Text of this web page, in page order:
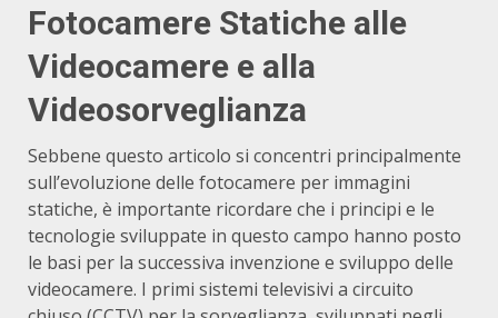
Fotocamere Statiche alle
Videocamere e alla
Videosorveglianza
Sebbene questo articolo si concentri principalmente
sull’evoluzione delle fotocamere per immagini
statiche, è importante ricordare che i principi e le
tecnologie sviluppate in questo campo hanno posto
le basi per la successiva invenzione e sviluppo delle
videocamere. I primi sistemi televisivi a circuito